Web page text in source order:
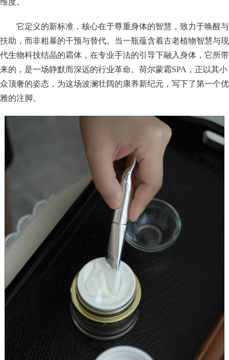
它定义的新标准，核心在于尊重身体的智慧，致力于唤醒与
扶助，而非粗暴的干预与替代。当一瓶蕴含着古老植物智慧与现
代生物科技结晶的霜体，在专业手法的引导下融入身体，它所带
来的，是一场静默而深远的行业革命。荷尔蒙霜SPA，正以其小
众顶奢的姿态，为这场波澜壮阔的康养新纪元，写下了第一个优
雅的注脚。